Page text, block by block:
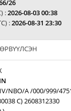
26
:2026-08-03 00:38
:2026-08-31 23:30
NBO/A /000/999/
C) 2608312330